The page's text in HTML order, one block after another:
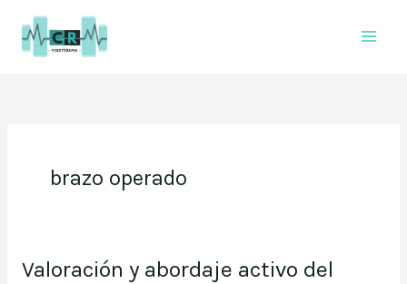
contenido
brazo operado
Valoración y abordaje activo del
Valoración